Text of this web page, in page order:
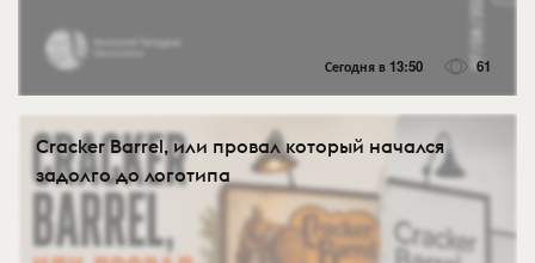
Сегодня в 13:50 61
Cracker Barrel, или провал который начался
задолго до логотипа